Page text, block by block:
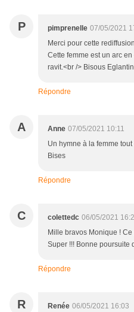
P pimprenelle 07/05/2021
Merci pour cette
Cette femme est un arc
ravit.<br /> Bisous
Répondre
A Anne 07/05/2021 10:11
Un hymne à la femme
Bises
Répondre
C colettedc 06/05/2021
Mille bravos Monique !
Super !!! Bonne poursuite
Répondre
R Renée 06/05/2021 16:03